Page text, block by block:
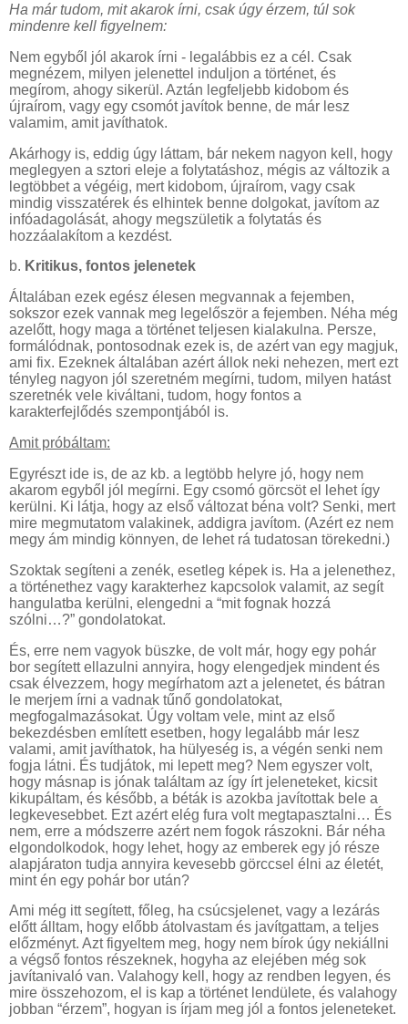
Ha már tudom, mit akarok írni, csak úgy érzem, túl sok
mindenre kell figyelnem:
Nem egyből jól akarok írni - legalábbis ez a cél. Csak
megnézem, milyen jelenettel induljon a történet, és
megírom, ahogy sikerül. Aztán legfeljebb kidobom és
újraírom, vagy egy csomót javítok benne, de már lesz
valamim, amit javíthatok.
Akárhogy is, eddig úgy láttam, bár nekem nagyon kell, hogy
meglegyen a sztori eleje a folytatáshoz, mégis az változik a
legtöbbet a végéig, mert kidobom, újraírom, vagy csak
mindig visszatérek és elhintek benne dolgokat, javítom az
infóadagolását, ahogy megszületik a folytatás és
hozzáalakítom a kezdést.
b. Kritikus, fontos jelenetek
Általában ezek egész élesen megvannak a fejemben,
sokszor ezek vannak meg legelőször a fejemben. Néha még
azelőtt, hogy maga a történet teljesen kialakulna. Persze,
formálódnak, pontosodnak ezek is, de azért van egy magjuk,
ami fix. Ezeknek általában azért állok neki nehezen, mert ezt
tényleg nagyon jól szeretném megírni, tudom, milyen hatást
szeretnék vele kiváltani, tudom, hogy fontos a
karakterfejlődés szempontjából is.
Amit próbáltam:
Egyrészt ide is, de az kb. a legtöbb helyre jó, hogy nem
akarom egyből jól megírni. Egy csomó görcsöt el lehet így
kerülni. Ki látja, hogy az első változat béna volt? Senki, mert
mire megmutatom valakinek, addigra javítom. (Azért ez nem
megy ám mindig könnyen, de lehet rá tudatosan törekedni.)
Szoktak segíteni a zenék, esetleg képek is. Ha a jelenethez,
a történethez vagy karakterhez kapcsolok valamit, az segít
hangulatba kerülni, elengedni a “mit fognak hozzá
szólni…?” gondolatokat.
És, erre nem vagyok büszke, de volt már, hogy egy pohár
bor segített ellazulni annyira, hogy elengedjek mindent és
csak élvezzem, hogy megírhatom azt a jelenetet, és bátran
le merjem írni a vadnak tűnő gondolatokat,
megfogalmazásokat. Úgy voltam vele, mint az első
bekezdésben említett esetben, hogy legalább már lesz
valami, amit javíthatok, ha hülyeség is, a végén senki nem
fogja látni. És tudjátok, mi lepett meg? Nem egyszer volt,
hogy másnap is jónak találtam az így írt jeleneteket, kicsit
kikupáltam, és később, a béták is azokba javítottak bele a
legkevesebbet. Ezt azért elég fura volt megtapasztalni… És
nem, erre a módszerre azért nem fogok rászokni. Bár néha
elgondolkodok, hogy lehet, hogy az emberek egy jó része
alapjáraton tudja annyira kevesebb görccsel élni az életét,
mint én egy pohár bor után?
Ami még itt segített, főleg, ha csúcsjelenet, vagy a lezárás
előtt álltam, hogy előbb átolvastam és javítgattam, a teljes
előzményt. Azt figyeltem meg, hogy nem bírok úgy nekiállni
a végső fontos részeknek, hogyha az elejében még sok
javítanivaló van. Valahogy kell, hogy az rendben legyen, és
mire összehozom, el is kap a történet lendülete, és valahogy
jobban “érzem”, hogyan is írjam meg jól a fontos jeleneteket.